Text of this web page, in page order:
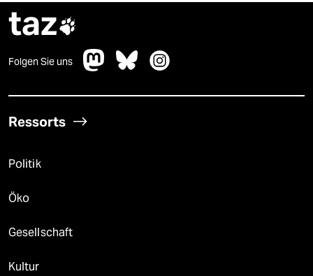
taz
Folgen Sie uns
Ressorts
Politik
Öko
Gesellschaft
Kultur